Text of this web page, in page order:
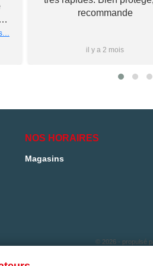
recommande
il y a 2 mois
NOS HORAIRES
Magasins
© 2026 - propulsé